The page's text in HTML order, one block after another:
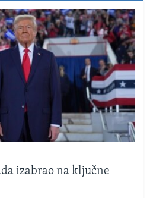
izabrao na ključne